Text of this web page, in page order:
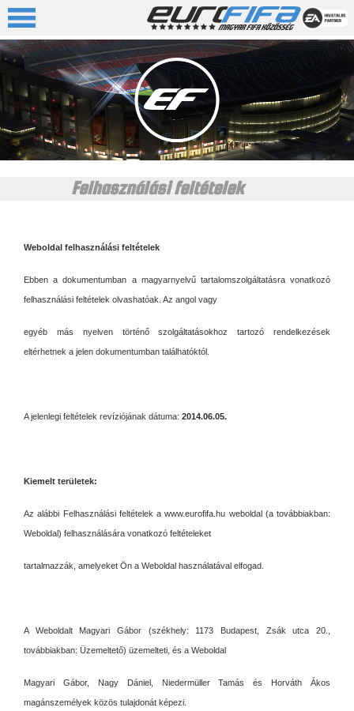
Felhasználási feltételek
Weboldal felhasználási feltételek
Ebben a dokumentumban a magyarnyelvű tartalomszolgáltatásra vonatkozó
felhasználási feltételek olvashatóak. Az angol vagy
egyéb más nyelven történő szolgáltatásokhoz tartozó rendelkezések
eltérhetnek a jelen dokumentumban találhatóktól.
A jelenlegi feltételek revíziójának dátuma: 2014.06.05.
Kiemelt területek:
Az alábbi Felhasználási feltételek a www.eurofifa.hu weboldal (a továbbiakban:
Weboldal) felhasználására vonatkozó feltételeket
tartalmazzák, amelyeket Ön a Weboldal használatával elfogad.
A Weboldalt Magyari Gábor (székhely: 1173 Budapest, Zsák utca 20.,
továbbiakban: Üzemeltető) üzemelteti, és a Weboldal
Magyari Gábor, Nagy Dániel, Niedermüller Tamás és Horváth Ákos
magánszemélyek közös tulajdonát képezi.